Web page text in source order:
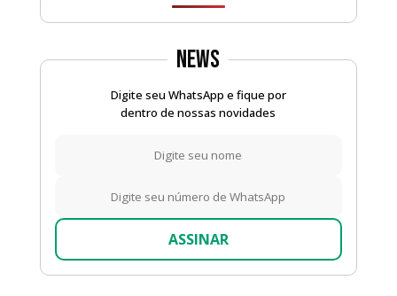
News
Digite seu WhatsApp e fique por
dentro de nossas novidades
ASSINAR